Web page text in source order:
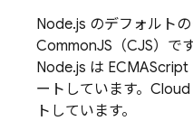
Node.js のデフォルト
CommonJS（CJS）で
Node.js は ECMAScript
ートしています。
トしています。